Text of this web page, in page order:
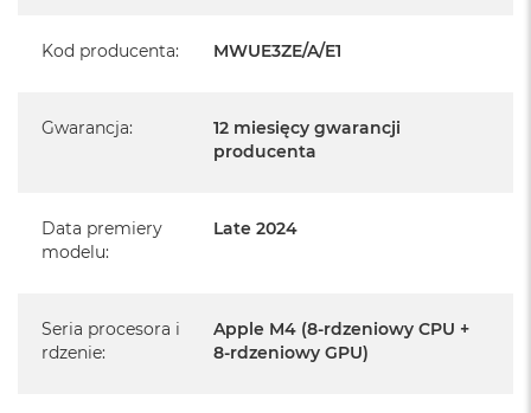
Realizowaną w każdym autoryzowanym punkcie
Szczegółowe informacje na ten temat uzyskają Państwo
Posiada fabryczne opakowanie
Posiada system operacyjny macOS w języku
Język polski wybieramy przy pierwszym uruchomieniu
urządzenia.
Kod producenta: MWUE3ZE/A/E1
Gwarancja:
12 miesięcy gwarancji
producenta
Data premiery
modelu:
Late 2024
Seria procesora i
rdzenie:
Apple M4 (8-rdzeniowy CPU +
8-rdzeniowy GPU)